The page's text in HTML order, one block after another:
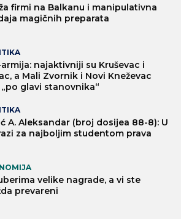
firmi na Balkanu i manipulativna
magičnih preparata
najaktivniji su Kruševac i
a Mali Zvornik i Novi Kneževac
glavi stanovnika“
A. Aleksandar (broj dosijea 88-8): U
za najboljim studentom prava
velike nagrade, a vi ste
prevareni